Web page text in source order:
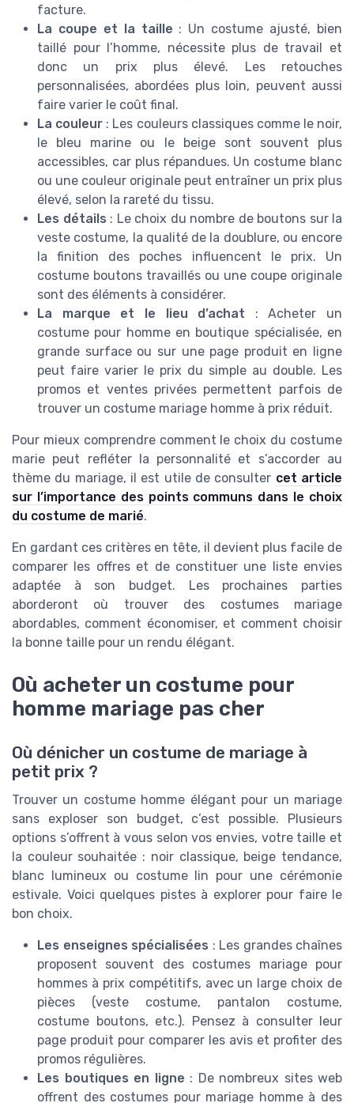
facture.
La coupe et la taille : Un costume ajusté, bien
taillé pour l’homme, nécessite plus de travail et
donc un prix plus élevé. Les retouches
personnalisées, abordées plus loin, peuvent aussi
faire varier le coût final.
La couleur : Les couleurs classiques comme le noir,
le bleu marine ou le beige sont souvent plus
accessibles, car plus répandues. Un costume blanc
ou une couleur originale peut entraîner un prix plus
élevé, selon la rareté du tissu.
Les détails : Le choix du nombre de boutons sur la
veste costume, la qualité de la doublure, ou encore
la finition des poches influencent le prix. Un
costume boutons travaillés ou une coupe originale
sont des éléments à considérer.
La marque et le lieu d’achat : Acheter un
costume pour homme en boutique spécialisée, en
grande surface ou sur une page produit en ligne
peut faire varier le prix du simple au double. Les
promos et ventes privées permettent parfois de
trouver un costume mariage homme à prix réduit.
Pour mieux comprendre comment le choix du costume
marie peut refléter la personnalité et s’accorder au
thème du mariage, il est utile de consulter cet article
sur l’importance des points communs dans le choix
du costume de marié.
En gardant ces critères en tête, il devient plus facile de
comparer les offres et de constituer une liste envies
adaptée à son budget. Les prochaines parties
aborderont où trouver des costumes mariage
abordables, comment économiser, et comment choisir
la bonne taille pour un rendu élégant.
Où acheter un costume pour
homme mariage pas cher
Où dénicher un costume de mariage à
petit prix ?
Trouver un costume homme élégant pour un mariage
sans exploser son budget, c’est possible. Plusieurs
options s’offrent à vous selon vos envies, votre taille et
la couleur souhaitée : noir classique, beige tendance,
blanc lumineux ou costume lin pour une cérémonie
estivale. Voici quelques pistes à explorer pour faire le
bon choix.
Les enseignes spécialisées : Les grandes chaînes
proposent souvent des costumes mariage pour
hommes à prix compétitifs, avec un large choix de
pièces (veste costume, pantalon costume,
costume boutons, etc.). Pensez à consulter leur
page produit pour comparer les avis et profiter des
promos régulières.
Les boutiques en ligne : De nombreux sites web
offrent des costumes pour mariage homme à des